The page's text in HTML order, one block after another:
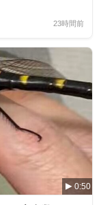
23時間前
0:50